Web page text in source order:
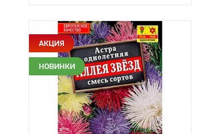
АКЦИЯ
НОВИНКИ